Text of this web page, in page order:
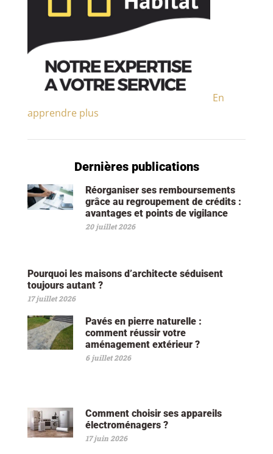
En
apprendre plus
Dernières publications
Réorganiser ses remboursements
grâce au regroupement de crédits :
avantages et points de vigilance
20 juillet 2026
Pourquoi les maisons d’architecte séduisent
toujours autant ?
17 juillet 2026
Pavés en pierre naturelle :
comment réussir votre
aménagement extérieur ?
6 juillet 2026
Comment choisir ses appareils
électroménagers ?
17 juin 2026